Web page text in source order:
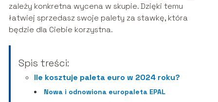
zależy konkretna wycena w skupie. Dzięki temu
łatwiej sprzedasz swoje palety za stawkę, która
będzie dla Ciebie korzystna.
Spis treści:
Ile kosztuje paleta euro w 2024 roku?
Nowa i odnowiona europaleta EPAL